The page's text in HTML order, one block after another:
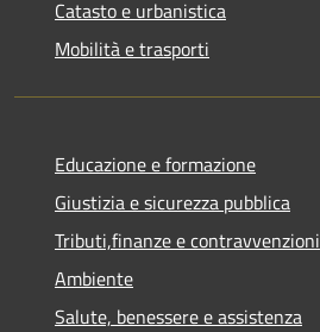
Catasto e urbanistica
Mobilità e trasporti
Educazione e formazione
Giustizia e sicurezza pubblica
Tributi,finanze e contravvenzioni
Ambiente
Salute, benessere e assistenza